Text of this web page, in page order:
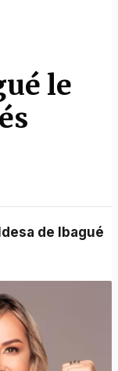
le